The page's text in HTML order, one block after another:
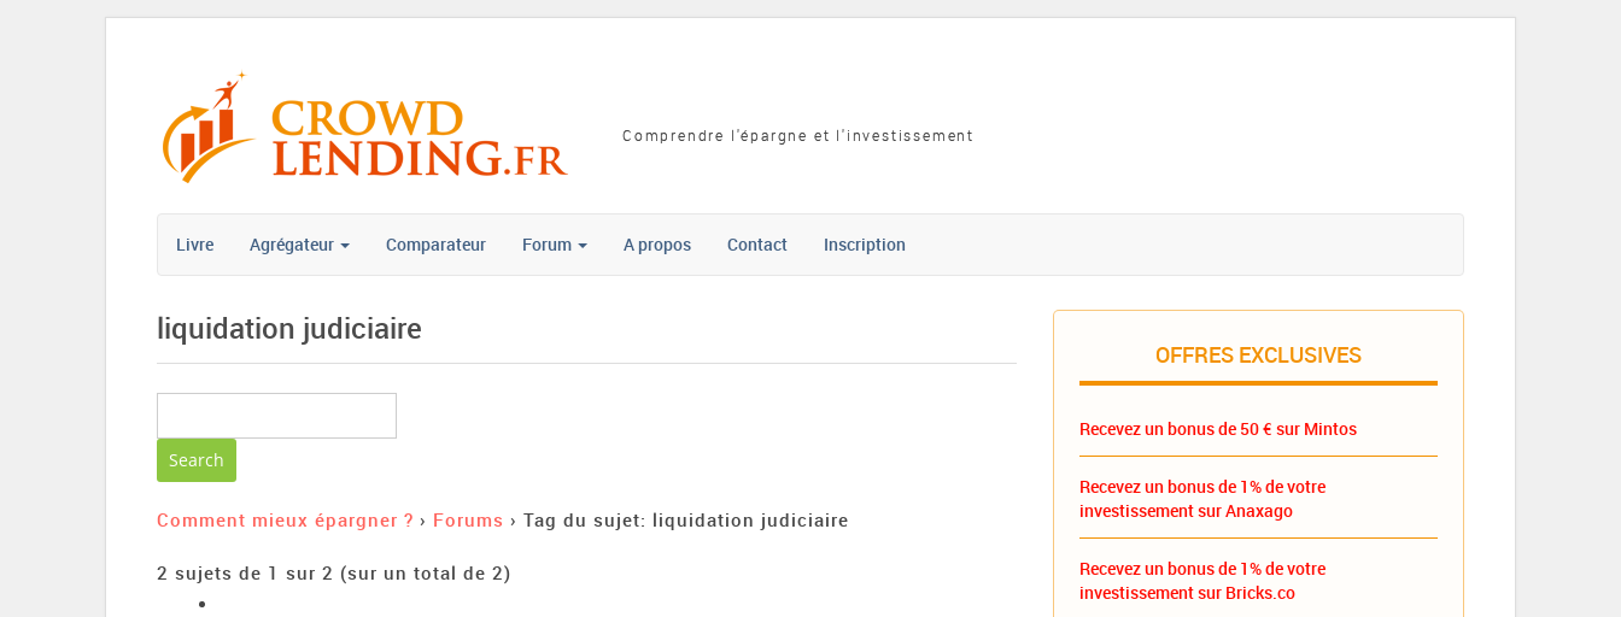
Comprendre l'épargne et l'investissement
Livre Agrégateur Comparateur Forum A propos Contact Inscription
liquidation judiciaire
Comment mieux épargner ? › Forums › Tag du sujet: liquidation judiciaire
2 sujets de 1 sur 2 (sur un total de 2)
OFFRES EXCLUSIVES
Recevez un bonus de 50 € sur Mintos
Recevez un bonus de 1% de votre
investissement sur Anaxago
Recevez un bonus de 1% de votre
investissement sur Bricks.co